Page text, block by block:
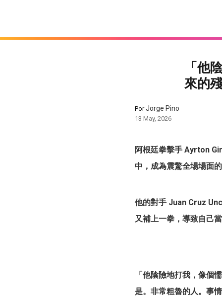
「他
來的
PorJorge Pino
13 May, 2026
阿根廷拳擊手 Ayrton
中，成為震驚全場場面
他的對手 Juan Cruz
又補上一拳，導致自己
「他陰險地打我，像個
是。非常粗魯的人。事